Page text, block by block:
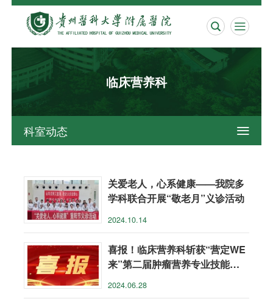
 
临床营养科
科室动态 
关爱老人，心系健康——我院多
学科联合开展“敬老月”义诊活动
2024.10.14
喜报！临床营养科斩获“营定WE
来”第二届肿瘤营养专业技能大
2024.06.28